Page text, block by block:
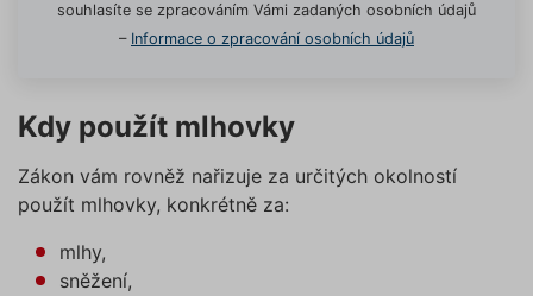
souhlasíte se zpracováním Vámi zadaných osobních údajů
– Informace o zpracování osobních údajů
Kdy použít mlhovky
Zákon vám rovněž nařizuje za určitých okolností
použít mlhovky, konkrétně za:
mlhy,
sněžení,